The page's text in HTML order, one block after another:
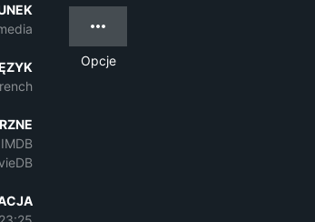
Opcje